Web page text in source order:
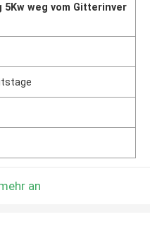
5Kw weg vom Gitterinver
an